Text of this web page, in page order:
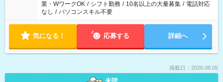
業・WワークOK / シフト勤務 / 10名以上の大量募集 / 電話対応
なし / パソコンスキル不要
気になる！ 応募する 詳細へ
掲載日：2026.08.05